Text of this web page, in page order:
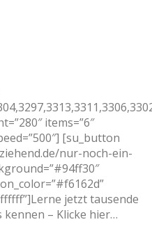
items=”6″
[su_button
nur-noch-ein-
jetzt tausende
– Klicke hier…